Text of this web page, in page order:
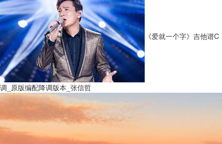
《爱就一个字》吉他谱C
调_原版编配降调版本_张信哲